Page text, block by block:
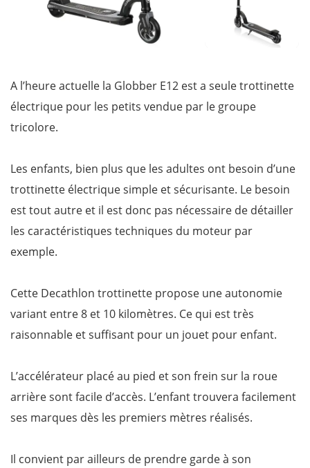
A l’heure actuelle la Globber E12 est a seule trottinette
électrique pour les petits vendue par le groupe
tricolore.
Les enfants, bien plus que les adultes ont besoin d’une
trottinette électrique simple et sécurisante. Le besoin
est tout autre et il est donc pas nécessaire de détailler
les caractéristiques techniques du moteur par
exemple.
Cette Decathlon trottinette propose une autonomie
variant entre 8 et 10 kilomètres. Ce qui est très
raisonnable et suffisant pour un jouet pour enfant.
L’accélérateur placé au pied et son frein sur la roue
arrière sont facile d’accès. L’enfant trouvera facilement
ses marques dès les premiers mètres réalisés.
Il convient par ailleurs de prendre garde à son